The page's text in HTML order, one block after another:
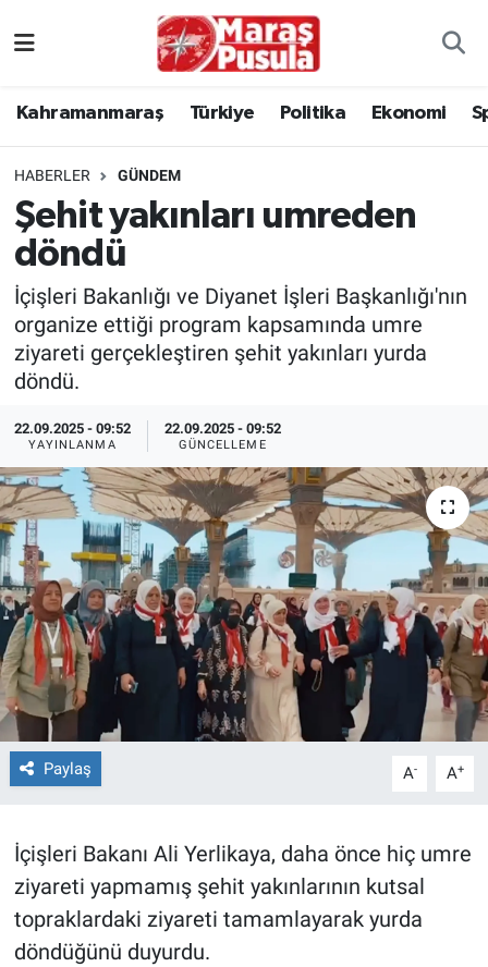
Kahramanmaraş Türkiye Politika Ekonomi
HABERLER GÜNDEM
Şehit yakınları umreden
döndü
İçişleri Bakanlığı ve Diyanet İşleri Başkanlığı'nın
organize ettiği program kapsamında umre
ziyareti gerçekleştiren şehit yakınları yurda
döndü.
22.09.2025 - 09:52
YAYINLANMA
22.09.2025 - 09:52
GÜNCELLEME
Paylaş A- A+
İçişleri Bakanı Ali Yerlikaya, daha önce hiç umre
ziyareti yapmamış şehit yakınlarının kutsal
topraklardaki ziyareti tamamlayarak yurda
döndüğünü duyurdu.
Türkiye
Politika
Ekonomi
Spor
Kültür Sanat
Sağlık
TEKNOLOJİ
Dünya
İlçeler
MAGAZİN
Bilim, Teknoloji
ÇEVRE
HABERDE İNSAN
İstanbul Namaz Vakitleri
İstanbul Trafik Yoğunluk Haritası
Süper Lig Puan Durumu ve Fikstür
Tüm Manşetler
Son Dakika Haberleri
Haber Arşivi